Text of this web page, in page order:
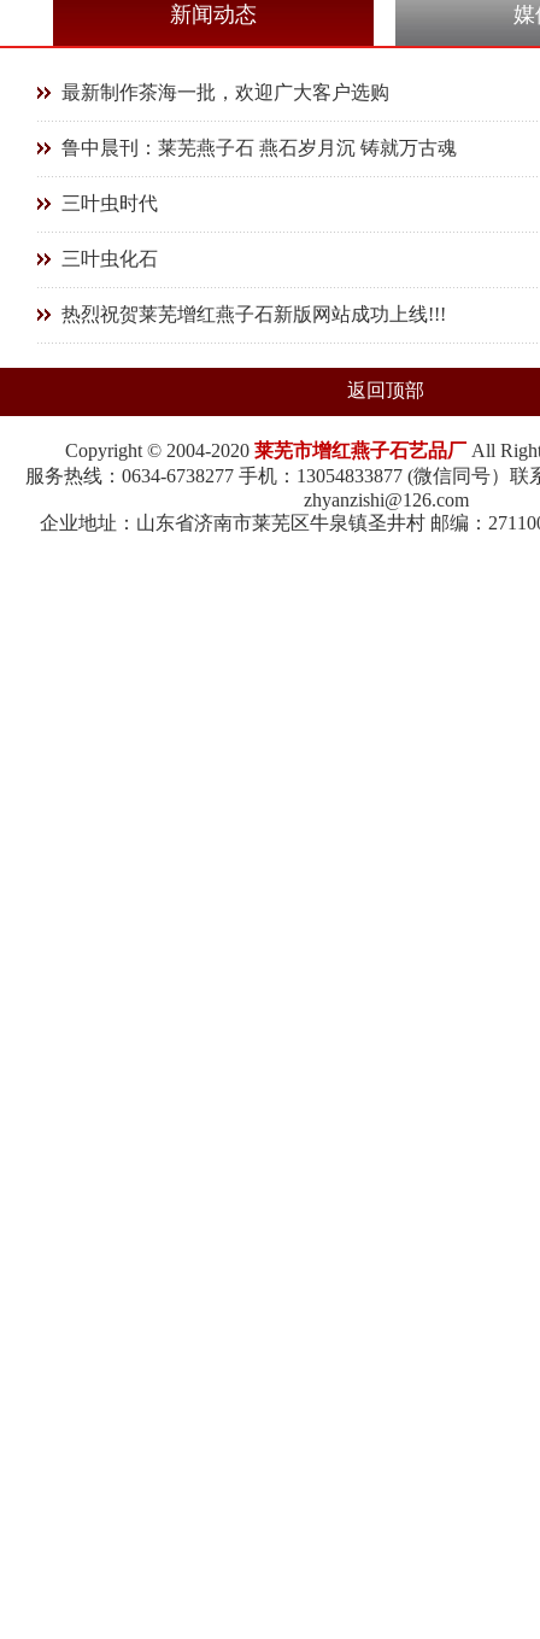
新闻动态 媒
最新制作茶海一批，欢迎广大客户选购
鲁中晨刊：莱芜燕子石 燕石岁月沉 铸就万古魂
三叶虫时代
三叶虫化石
热烈祝贺莱芜增红燕子石新版网站成功上线!!!
返回顶部
Copyright © 2004-2020 莱芜市增红燕子石艺品厂All
服务热线：0634-6738277 手机：13054833877 (微信同号）
zhyanzishi@126.com
企业地址：山东省济南市莱芜区牛泉镇圣井村 邮编：